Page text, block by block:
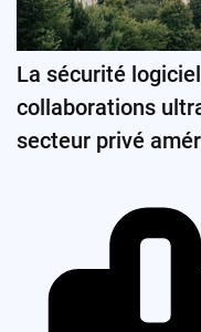
La sécurité
collaborations
secteur privé